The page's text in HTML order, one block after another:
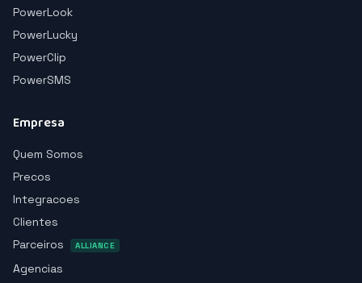
PowerLook
PowerLucky
PowerClip
PowerSMS
Empresa
Quem Somos
Precos
Integracoes
Clientes
Parceiros
ALLIANCE
Agencias